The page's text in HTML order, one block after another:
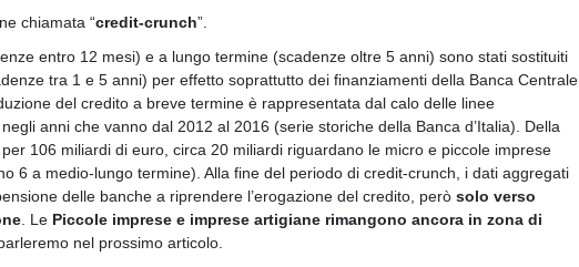
chiamata “credit-crunch”.
entro 12 mesi) e a lungo termine (scadenze oltre 5 anni) sono stati sostituiti
tra 1 e 5 anni) per effetto soprattutto dei finanziamenti della Banca Centrale
del credito a breve termine è rappresentata dal calo delle linee
anni che vanno dal 2012 al 2016 (serie storiche della Banca d’Italia). Della
106 miliardi di euro, circa 20 miliardi riguardano le micro e piccole imprese
6 a medio-lungo termine). Alla fine del periodo di credit-crunch, i dati aggregati
delle banche a riprendere l’erogazione del credito, però solo verso
. Le Piccole imprese e imprese artigiane rimangono ancora in zona di
nel prossimo articolo.